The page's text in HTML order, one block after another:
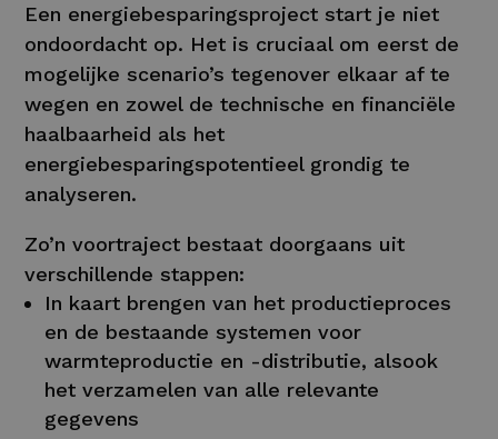
Een energiebesparingsproject start je niet
ondoordacht op. Het is cruciaal om eerst de
mogelijke scenario’s tegenover elkaar af te
wegen en zowel de technische en financiële
haalbaarheid als het
energiebesparingspotentieel grondig te
analyseren.
Zo’n voortraject bestaat doorgaans uit
verschillende stappen:
In kaart brengen van het productieproces
en de bestaande systemen voor
warmteproductie en -distributie, alsook
het verzamelen van alle relevante
gegevens